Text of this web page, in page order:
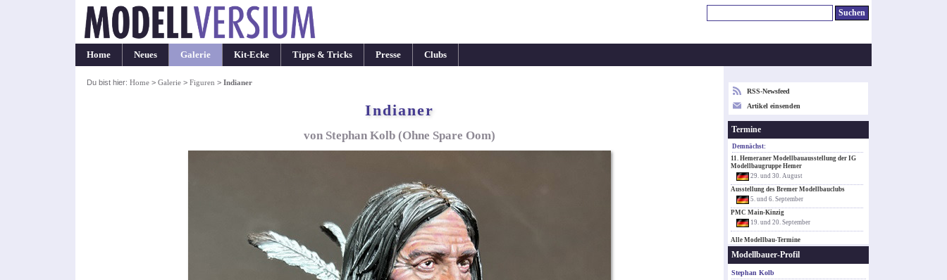
Home Neues Galerie Kit-Ecke Tipps & Tricks Presse Clubs
Du bist hier: Home> Galerie> Figuren > Indianer
Indianer
von Stephan Kolb (Ohne Spare Oom)
RSS-Newsfeed
Artikel einsenden
Termine
Demnächst:
11. Hemeraner Modellbauausstellung der IG
Modellbaugruppe Hemer
29. und 30. August
Ausstellung des Bremer Modellbauclubs
5. und 6. September
PMC Main-Kinzig
19. und 20. September
Alle Modellbau-Termine
Modellbauer-Profil
Stephan Kolb